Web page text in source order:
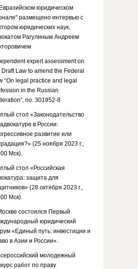
юридическом
размещено интервью с
юридических наук,
Рагулиным Андреем
expert assessment on
Draft Law to amend the Federal
“On legal practice and legal
in the Russian
no. 301952-8
стол «Законодательство
в России:
развитие или
(25 ноября 2023 г.,
Мск).
стол «Российская
защита для
(28 октября 2023 г.,
Мск).
состоялся Первый
юридический
«Единый путь: инвестиции и
в Азии и России».
молодежный
работ по праву